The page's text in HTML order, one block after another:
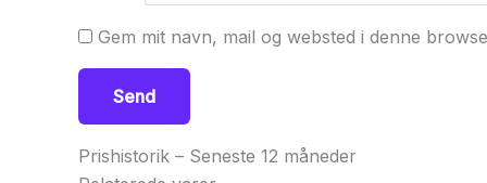
Gem mit navn, mail og websted i denne
Prishistorik – Seneste 12 måneder